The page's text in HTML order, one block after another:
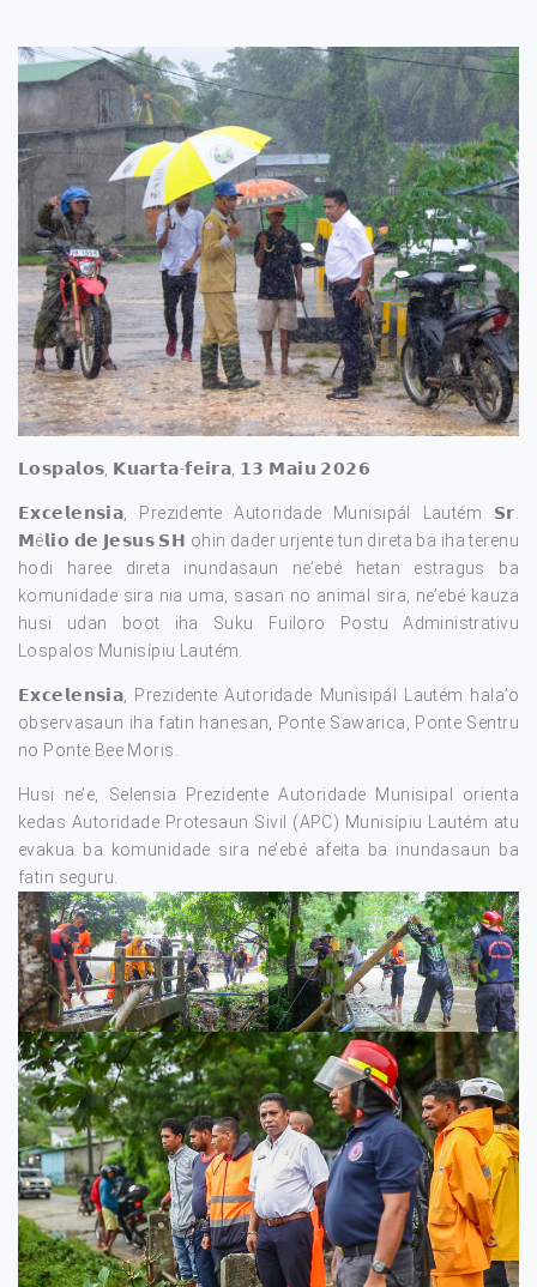
𝗟𝗼𝘀𝗽𝗮𝗹𝗼𝘀, 𝗞𝘂𝗮𝗿𝘁𝗮-𝗳𝗲𝗶𝗿𝗮, 𝟭𝟯 𝗠𝗮𝗶𝘂 𝟮𝟬𝟮𝟲
𝗘𝘅𝗰𝗲𝗹𝗲𝗻𝘀𝗶𝗮, Prezidente Autoridade Munisipál Lautém 𝗦𝗿.
𝗠é𝗹𝗶𝗼 𝗱𝗲 𝗝𝗲𝘀𝘂𝘀 𝗦𝗛 ohin dader urjente tun direta ba iha terenu
hodi haree direta inundasaun ne’ebé hetan estragus ba
komunidade sira nia uma, sasan no animal sira, ne’ebé kauza
husi udan boot iha Suku Fuiloro Postu Administrativu
Lospalos Munisípiu Lautém.
𝗘𝘅𝗰𝗲𝗹𝗲𝗻𝘀𝗶𝗮, Prezidente Autoridade Munisipál Lautém hala’o
observasaun iha fatin hanesan, Ponte Sawarica, Ponte Sentru
no Ponte Bee Moris.
Husi ne’e, Selensia Prezidente Autoridade Munisipal orienta
kedas Autoridade Protesaun Sivil (APC) Munisípiu Lautém atu
evakua ba komunidade sira ne’ebé afeita ba inundasaun ba
fatin seguru.